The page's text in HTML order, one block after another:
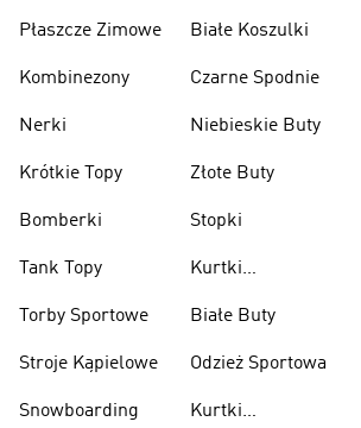
Płaszcze Zimowe
Kombinezony
Nerki
Krótkie Topy
Bomberki
Tank Topy
Torby Sportowe
Stroje Kąpielowe
Snowboarding
Białe Koszulki
Czarne Spodnie
Niebieskie Buty
Złote Buty
Stopki
Kurtki
Białe Buty
Odzież Sportowa
Kurtki